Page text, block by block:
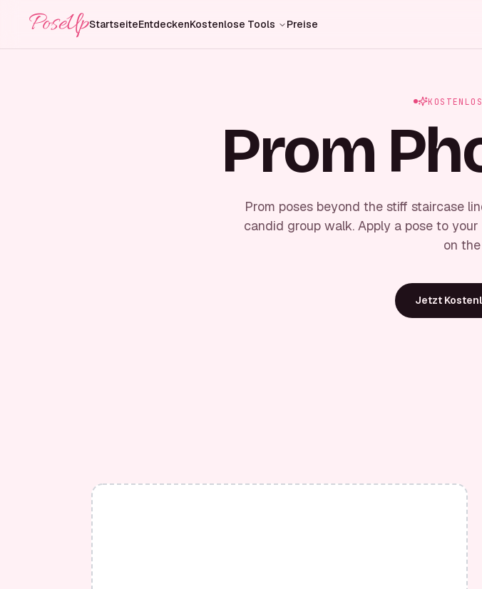
PoseUpStartseiteEntdeckenKostenlose Tools Preise
Prom
Prom poses beyond the stiff staircase
candid group walk. Apply a pose to
on
Jetzt